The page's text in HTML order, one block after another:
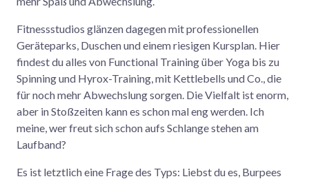
Fitnessstudios glänzen dagegen mit professionellen
Geräteparks, Duschen und einem riesigen Kursplan. Hier
findest du alles von Functional Training über Yoga bis zu
Spinning und Hyrox-Training, mit Kettlebells und Co., die
für noch mehr Abwechslung sorgen. Die Vielfalt ist enorm,
aber in Stoßzeiten kann es schon mal eng werden. Ich
meine, wer freut sich schon aufs Schlange stehen am
Laufband?
Es ist letztlich eine Frage des Typs: Liebst du es, Burpees